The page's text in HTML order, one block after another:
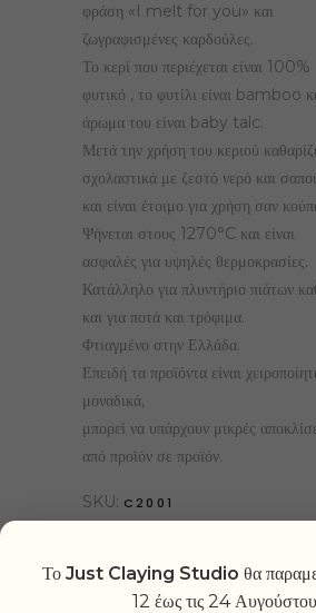
φράση «I melt for you» και
ζωγραφισμένες καρδούλες.
Το κερί που περιέχεται είναι 100%
φυτικό , το φυτίλι είναι bamboo
άρωμα του είναι baby talc.
Μετά την χρήση του κεριού
σχολαστικά με ζεστό νερό και
και είναι έτοιμο για χρήση σαν
Ψήνεται στους 1270°C και είναι
ασφαλές για υψηλές θερμοκρασίες.
Κατάλληλο για πλυντήριο πιάτων
και για ποτά και τρόφιμα.
Φτιαγμένο στην Ελλάδα.
Επειδή τα προϊόντα είναι
μοναδικά,
μπορεί να υπάρχουν μικρές
από προϊόν σε προϊόν.
SKU: C2001
ADD TO WISHLIST
Το Just Claying Studio θα
12 έως τις 24